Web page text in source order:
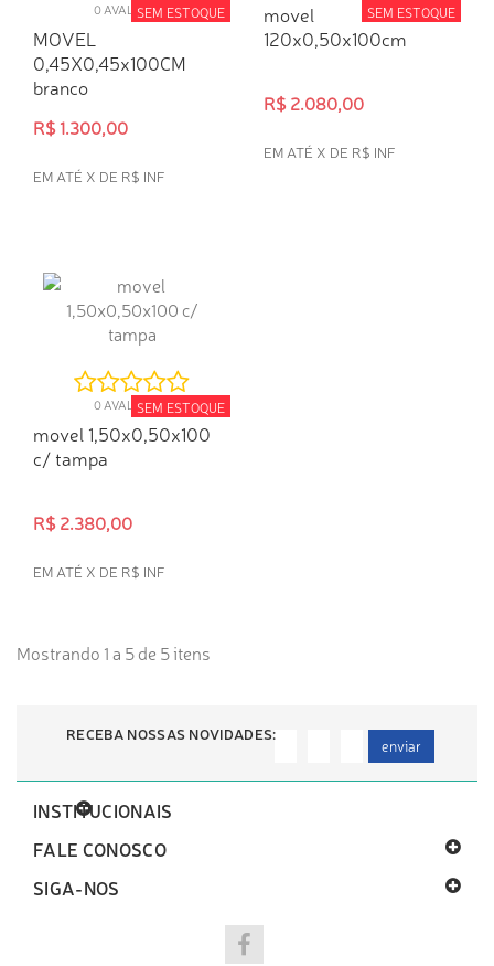
0 AVALIAÇÃO
MOVEL
0,45X0,45x100CM
branco
R$ 1.300,00
EM ATÉ X DE R$ INF
SEM ESTOQUE
movel
120x0,50x100cm
R$ 2.080,00
EM ATÉ X DE R$ INF
SEM ESTOQUE
0 AVALIAÇÃO
movel 1,50x0,50x100
c/ tampa
R$ 2.380,00
EM ATÉ X DE R$ INF
SEM ESTOQUE
Mostrando 1 a 5 de 5 itens
RECEBA NOSSAS NOVIDADES:
enviar
INSTITUCIONAIS
FALE CONOSCO
SIGA-NOS